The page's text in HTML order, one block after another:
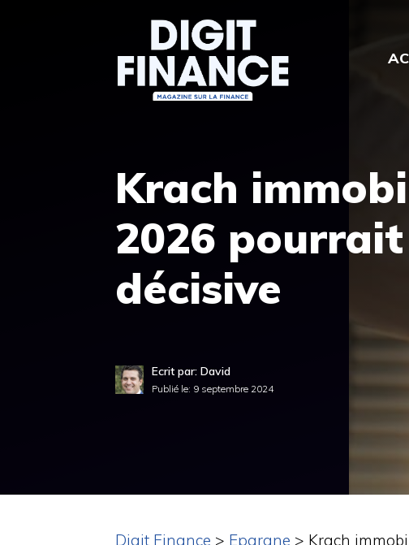
Krach
2026
décisive
Ecrit par: David
Publié le: 9 septembre 2024
Digit Finance > Epargne > Krach